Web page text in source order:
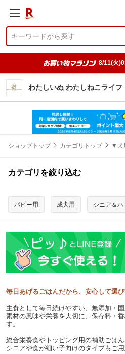
8/11(火
わたしいぬ わたしねこライフ
ショップトップ カテゴリトップ ▼犬
カテゴリを絞り込む
パピー用 成犬用 シニア＆
毎日あげるごはんだから、安心して選
主食として毎日続けやすい、無添加・
素材の風味や栄養を大切に、保存料・
す。
総合栄養食やトッピング用の補助ごはん
シニアや食が細い子向けのタイプもご用